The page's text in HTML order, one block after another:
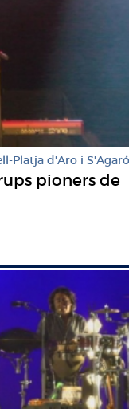
Platja d'Aro i S'Agaró
pioners de